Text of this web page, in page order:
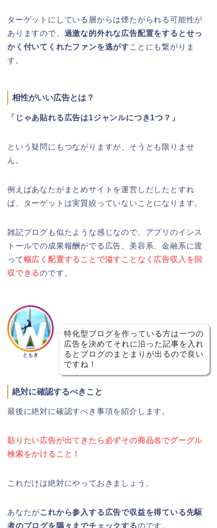
ターゲットにしている層からは煙たがられる可能性が
ありますので、 過激な的外れな広告配置をするとせっ
かく付いてくれたファンを逃がすことにも繋がりま
す。
相性がいい広告とは？
「じゃあ貼れる広告は1ジャンルにつき1つ？」
という疑問にもつながりますが、そうとも限りませ
ん。
例えばあなたがまとめサイトを運営しだしたとすれ
ば、ターゲットは実質絞っていないことになります。
雑記ブログも似たような感じなので、アプリのインス
トールでの成果報酬がでる広告、美容系、金融系に渡
って幅広く配置することで溢すことなく広告収入を回
収できるのです。
ともき
特化型ブログを作っている方は一つの
広告を決めてそれに沿った記事を入れ
るとブログのまとまりが出るので良い
ですね！
絶対に確認するべきこと
最後に絶対に確認すべき事項を紹介します。
貼りたい広告が出てきたら必ずその商品名でグーグル
検索をかけること！
これだけは絶対にやっておきましょう。
あなたがこれから参入する広告で収益を得ている先駆
者のブログを隅々までチェックするのです。